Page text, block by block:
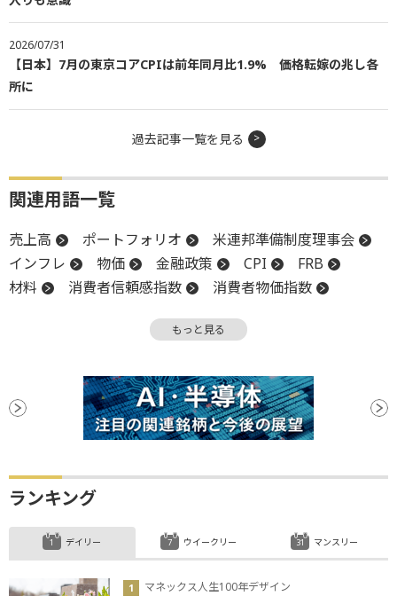
2026/07/31
【日本】7月の東京コアCPIは前年同月比1.9% 価格転嫁の兆し各
所に
過去記事一覧を見る
関連用語一覧
売上高 ポートフォリオ
米連邦準備制度理事会
インフレ
物価 金融政策 CPI
FRB
材料
消費者信頼感指数
消費者物価指数
もっと見る
ランキング
デイリー
マネックス人生100年デザイン
ウイークリー マンスリー